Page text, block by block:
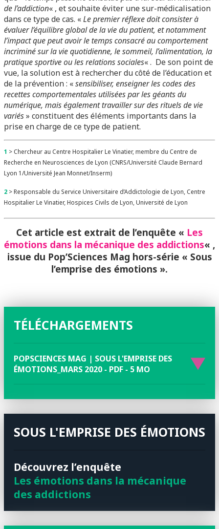
de l’addiction« , et souhaite éviter une sur-médicalisation
dans ce type de cas. «Le premier réflexe doit consister à
évaluer l’équilibre global de la vie du patient, et notamment
l’impact que peut avoir le temps consacré au comportement
incriminé sur la vie quotidienne, le sommeil, l’alimentation, la
pratique sportive ou les relations sociales« . De son point de
vue, la solution est à rechercher du côté de l’éducation et
de la prévention : «sensibiliser, enseigner les codes des
recettes comportementales utilisées par les géants du
numérique, mais également travailler sur des rituels de vie
variés» constituent des éléments importants dans la
prise en charge de ce type de patient.
1 > Chercheur au Centre Hospitalier Le Vinatier, membre du Centre de
Recherche en Neurosciences de Lyon (CNRS/Université Claude Bernard
Lyon 1/Université Jean Monnet/Inserm)
2 > Responsable du Service Universitaire d’Addictologie de Lyon, Centre
Hospitalier Le Vinatier, Hospices Civils de Lyon, Université de Lyon
Cet article est extrait de l’enquête « Les
émotions dans la mécanique des addictions« ,
issue du Pop’Sciences Mag hors-série « Sous
l’emprise des émotions ».
TÉLÉCHARGEMENTS
POPSCIENCES MAG | SOUS L'EMPRISE DES
ÉMOTIONS_MARS 2020 - PDF - 5 MO
SOUS L'EMPRISE DES ÉMOTIONS
Découvrez l’enquête
Les émotions dans la mécanique
des addictions